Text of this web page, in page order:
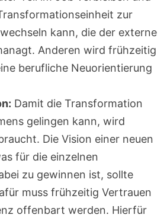
zur
kann, die der externe
Anderen wird frühzeitig
berufliche Neuorientierung
Damit die Transformation
gelingen kann, wird
Die Vision einer neuen
für die einzelnen
zu gewinnen ist, sollte
muss frühzeitig Vertrauen
offenbart werden. Hierfür